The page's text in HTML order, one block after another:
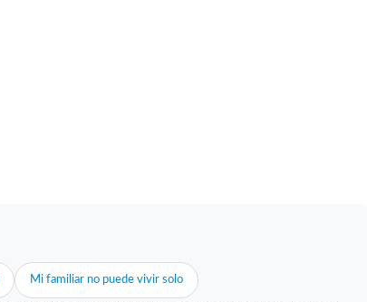
Mi familiar no puede vivir solo